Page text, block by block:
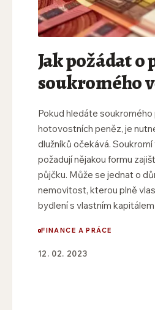
Jak požádat o
soukromého
Pokud hledáte
hotovostních peněz, je
dlužníků očekává.
požadují nějakou formu
půjčku. Může se jednat o
nemovitost, kterou plně
bydlení s vlastním
FINANCE A PRÁCE
12. 02. 2023